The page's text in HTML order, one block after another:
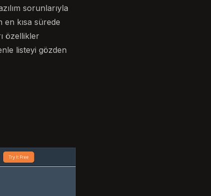
sorunlarıyla
kısa sürede
özellikler
listeyi gözden